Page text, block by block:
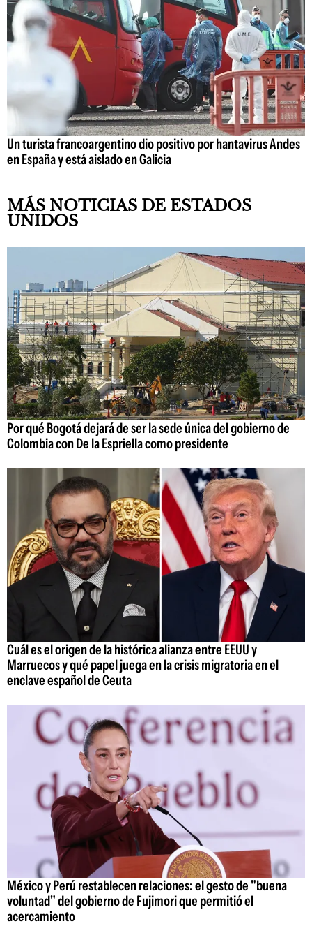
Un turista francoargentino dio positivo por hantavirus Andes
en España y está aislado en Galicia
MÁS NOTICIAS DE ESTADOS
UNIDOS
Por qué Bogotá dejará de ser la sede única del gobierno de
Colombia con De la Espriella como presidente
Cuál es el origen de la histórica alianza entre EEUU y
Marruecos y qué papel juega en la crisis migratoria en el
enclave español de Ceuta
México y Perú restablecen relaciones: el gesto de "buena
voluntad" del gobierno de Fujimori que permitió el
acercamiento